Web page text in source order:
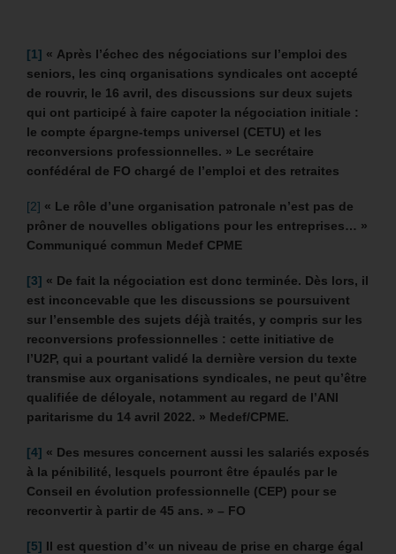
[1] « Après l’échec des négociations sur l’emploi des
seniors, les cinq organisations syndicales ont accepté
de rouvrir, le 16 avril, des discussions sur deux sujets
qui ont participé à faire capoter la négociation initiale :
le compte épargne-temps universel (CETU) et les
reconversions professionnelles. » Le secrétaire
confédéral de FO chargé de l’emploi et des retraites
[2] « Le rôle d’une organisation patronale n’est pas de
prôner de nouvelles obligations pour les entreprises… »
Communiqué commun Medef CPME
[3] « De fait la négociation est donc terminée. Dès lors, il
est inconcevable que les discussions se poursuivent
sur l’ensemble des sujets déjà traités, y compris sur les
reconversions professionnelles : cette initiative de
l’U2P, qui a pourtant validé la dernière version du texte
transmise aux organisations syndicales, ne peut qu’être
qualifiée de déloyale, notamment au regard de l’ANI
paritarisme du 14 avril 2022. » Medef/CPME.
[4] « Des mesures concernent aussi les salariés exposés
à la pénibilité, lesquels pourront être épaulés par le
Conseil en évolution professionnelle (CEP) pour se
reconvertir à partir de 45 ans. » – FO
[5] Il est question d’« un niveau de prise en charge égal